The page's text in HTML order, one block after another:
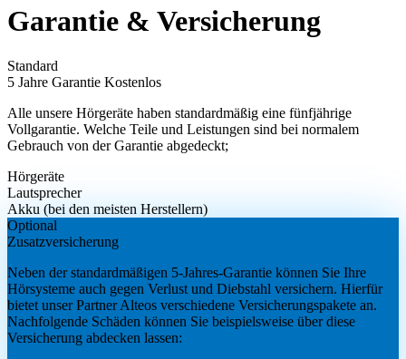
Garantie & Versicherung
Standard
5 Jahre Garantie Kostenlos
Alle unsere Hörgeräte haben standardmäßig eine fünfjährige
Vollgarantie. Welche Teile und Leistungen sind bei normalem
Gebrauch von der Garantie abgedeckt;
Hörgeräte
Lautsprecher
Akku (bei den meisten Herstellern)
Optional
Zusatzversicherung
Neben der standardmäßigen 5-Jahres-Garantie können Sie Ihre
Hörsysteme auch gegen Verlust und Diebstahl versichern. Hierfür
bietet unser Partner Alteos verschiedene Versicherungspakete an.
Nachfolgende Schäden können Sie beispielsweise über diese
Versicherung abdecken lassen: